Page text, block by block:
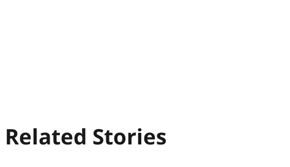
Related Stories